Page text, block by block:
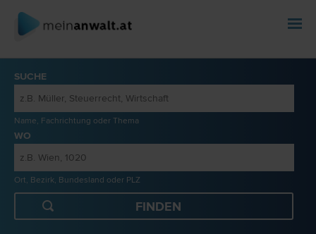
SUCHE
Name, Fachrichtung oder Thema
WO
Ort, Bezirk, Bundesland oder PLZ